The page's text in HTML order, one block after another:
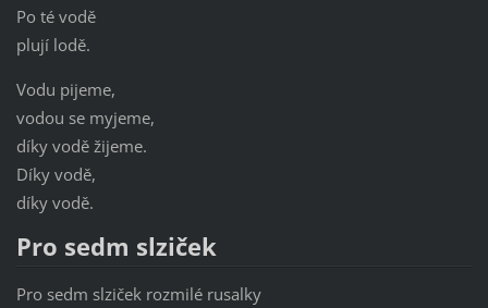
Po té vodě
plují lodě.
Vodu pijeme,
vodou se myjeme,
díky vodě žijeme.
Díky vodě,
díky vodě.
Pro sedm slziček
Pro sedm slziček rozmilé rusalky